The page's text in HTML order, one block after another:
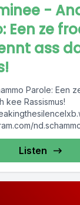
-
Een ze
ass
Parole: Een
kee Rassismus!
Listen